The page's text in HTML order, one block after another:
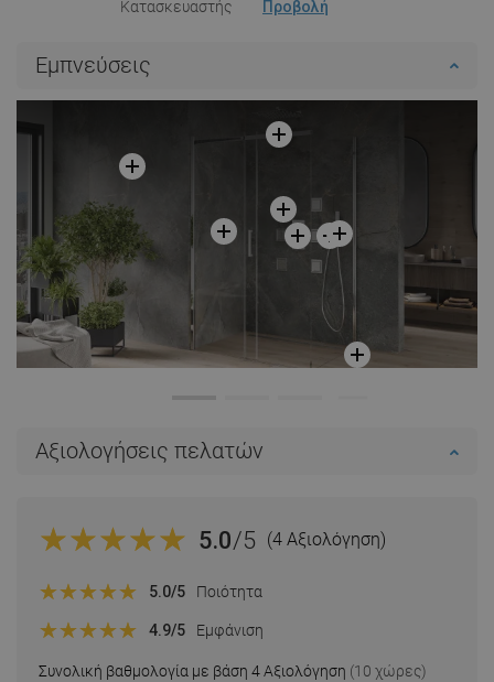
Κατασκευαστής Προβολή
Εμπνεύσεις
Αξιολογήσεις πελατών
5.0/5 (4 Αξιολόγηση)
Συνολική βαθμολογία με βάση 4 Αξιολόγηση (10 χώρες)
5.0/5 Ποιότητα
4.9/5 Εμφάνιση